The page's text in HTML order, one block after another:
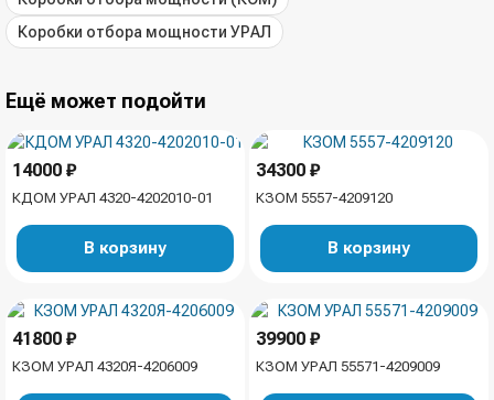
Коробки отбора мощности УРАЛ
Ещё может подойти
14000 ₽
КДОМ УРАЛ 4320-4202010-01
В корзину
34300 ₽
КЗОМ 5557-4209120
В корзину
41800 ₽
КЗОМ УРАЛ 4320Я-4206009
39900 ₽
КЗОМ УРАЛ 55571-4209009